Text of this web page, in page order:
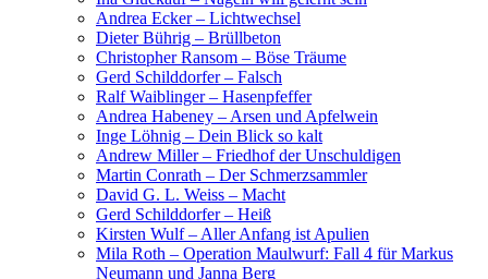
Andrea Ecker – Lichtwechsel
Dieter Bührig – Brüllbeton
Christopher Ransom – Böse Träume
Gerd Schilddorfer – Falsch
Ralf Waiblinger – Hasenpfeffer
Andrea Habeney – Arsen und Apfelwein
Inge Löhnig – Dein Blick so kalt
Andrew Miller – Friedhof der Unschuldigen
Martin Conrath – Der Schmerzsammler
David G. L. Weiss – Macht
Gerd Schilddorfer – Heiß
Kirsten Wulf – Aller Anfang ist Apulien
Mila Roth – Operation Maulwurf: Fall 4 für Markus
Neumann und Janna Berg